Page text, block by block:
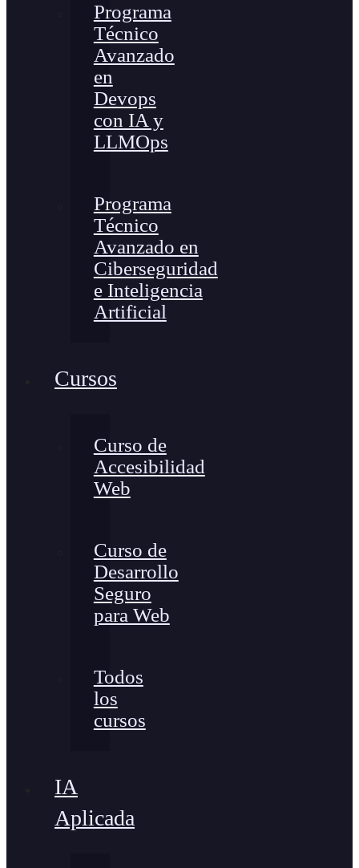
Programa
Técnico
Avanzado
en
Devops
con IA y
LLMOps
Programa
Técnico
Avanzado en
Ciberseguridad
e Inteligencia
Artificial
Cursos
Curso de
Accesibilidad
Web
Curso de
Desarrollo
Seguro
para Web
Todos
los
cursos
IA
Aplicada